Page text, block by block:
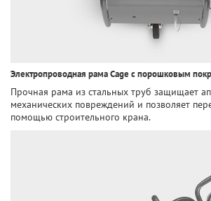
Электропроводная рама Cage с порошковым
Прочная рама из стальных труб защищает
механических повреждений и позволяет
помощью строительного крана.